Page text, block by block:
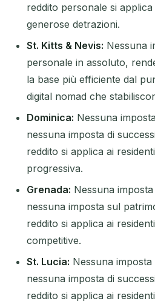
reddito personale si
generose detrazioni.
St. Kitts & Nevis: Nessuna
personale in assoluto,
la base più efficiente dal
digital nomad che
Dominica: Nessuna
nessuna imposta di
reddito si applica ai
progressiva.
Grenada: Nessuna
nessuna imposta sul
reddito si applica ai
competitive.
St. Lucia: Nessuna
nessuna imposta di
reddito si applica ai